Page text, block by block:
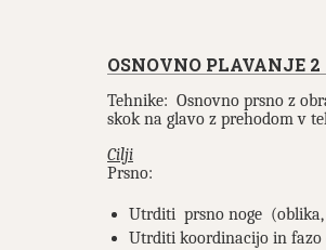
OSNOVNO PLAVANJE 2
Tehnike: Osnovno prsno z
skok na glavo z prehodom v
Cilji
Prsno:
Utrditi prsno noge
Utrditi koordinacijo in fazo